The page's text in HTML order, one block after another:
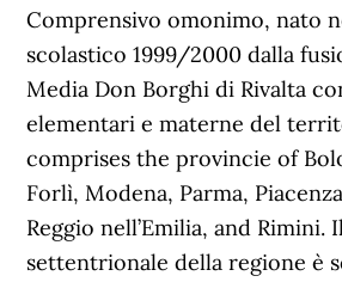
Comprensivo omonimo, nato
scolastico 1999/2000 dalla
Media Don Borghi di Rivalta
elementari e materne del
comprises the provincie of
Forlì, Modena, Parma,
Reggio nell’Emilia, and Rimini.
settentrionale della regione è